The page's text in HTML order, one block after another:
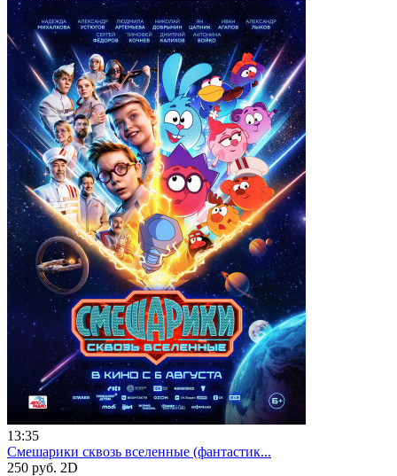
13:35
Смешарики сквозь вселенные (фантастик...
250 руб. 2D